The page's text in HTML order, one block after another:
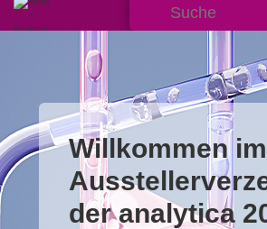
Willkommen im
der analytica